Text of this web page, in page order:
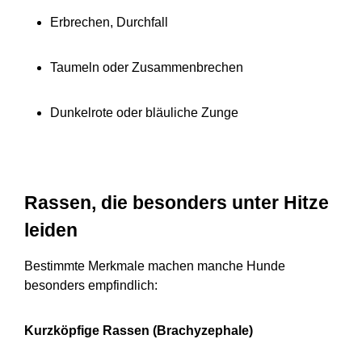
Erbrechen, Durchfall
Taumeln oder Zusammenbrechen
Dunkelrote oder bläuliche Zunge
Rassen, die besonders unter Hitze
leiden
Bestimmte Merkmale machen manche Hunde
besonders empfindlich:
Kurzköpfige Rassen (Brachyzephale)